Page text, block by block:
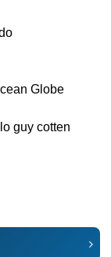
Globe
guy cotten